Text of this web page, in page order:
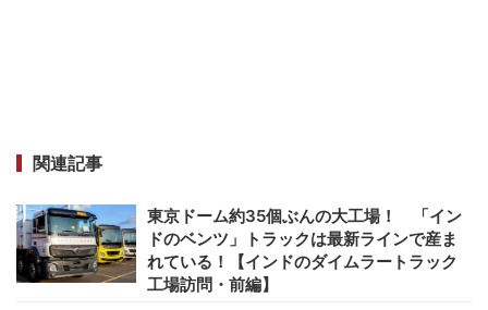
関連記事
東京ドーム約35個ぶんの大工場！ 「イン
ドのベンツ」トラックは最新ラインで産ま
れている！【インドのダイムラートラック
工場訪問・前編】